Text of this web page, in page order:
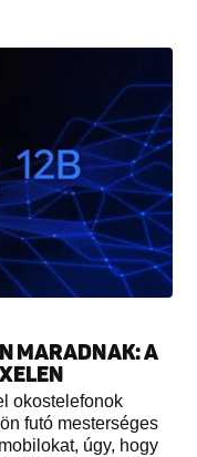
MARADNAK: A
okostelefonok
futó mesterséges
úgy, hogy